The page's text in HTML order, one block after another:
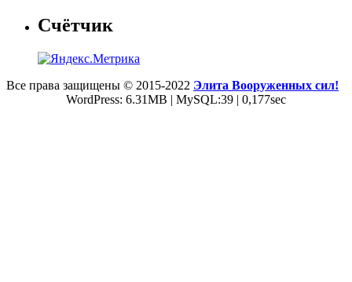
Счётчик
Все права защищены © 2015-2022 Элита Вооруженных сил!
WordPress: 6.31MB | MySQL:39 | 0,177sec